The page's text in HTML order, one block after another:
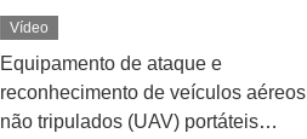
Vídeo
Equipamento de ataque e
reconhecimento de veículos aéreos
não tripulados (UAV) portáteis